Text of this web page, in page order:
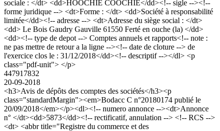
sociale : </dt> <dd>HOOCHIE COOCHIE</dd><!-- sigle --><!--
forme juridique --> <dt>Forme : </dt> <dd>Société à responsabilité
limitée</dd><!-- adresse --> <dt>Adresse du siège social : </dt>
<dd> Le Bois Gaudry Gauville 61550 Ferté en ouche (la) </dd>
<dd><!-- type de depot --> Comptes annuels et rapports<!-- note :
ne pas mettre de retour a la ligne --><!-- date de cloture --> de
l'exercice clos le : 31/12/2018</dd><!-- descriptif --></dl> <p
class="pdf-unit"> </p>
447917832
20-09-2018
<h3>Avis de dépôts des comptes des sociétés</h3><p
class="standardMargin"><em>Bodacc C n°20180174 publié le
20/09/2018</em></p><dl><!-- numero annonce --><dt>Annonce
n° </dt><dd>5873</dd><!-- rectificatif, annulation --> <!-- RCS -->
<dt> <abbr title="Registre du commerce et des